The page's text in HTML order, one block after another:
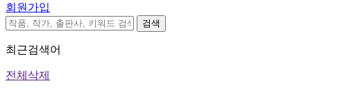
회원가입
검색
최근검색어
전체삭제